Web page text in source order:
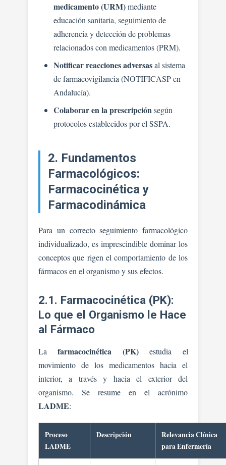
medicamento (URM)mediante
educación sanitaria, seguimiento de
adherencia y detección de problemas
relacionados con medicamentos (PRM).
Notificar reacciones adversasal sistema
de farmacovigilancia (NOTIFICASP en
Andalucía).
Colaborar en la prescripción según
protocolos establecidos por el SSPA.
2. Fundamentos
Farmacológicos:
Farmacocinética y
Farmacodinámica
Para un correcto seguimiento farmacológico
individualizado, es imprescindible dominar los
conceptos que rigen el comportamiento de los
fármacos en el organismo y sus efectos.
2.1. Farmacocinética (PK):
Lo que el Organismo le Hace
al Fármaco
Lafarmacocinética (PK)estudia el
movimiento de los medicamentos hacia el
interior, a través y hacia el exterior del
organismo. Se resume en el acrónimo
LADME:
Proceso
LADME
Descripción
Relevancia Clínica
para Enfermería